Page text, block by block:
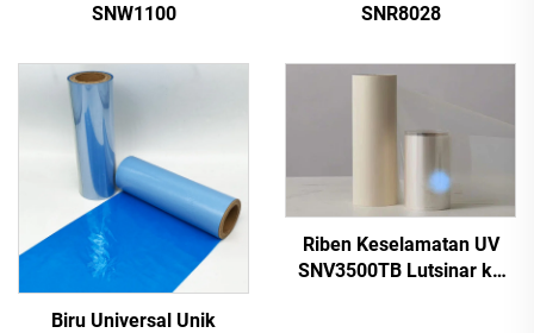
SNW1100
SNR8028
Biru Universal Unik
Riben Keselamatan UV
SNV3500TB Lutsinar ke